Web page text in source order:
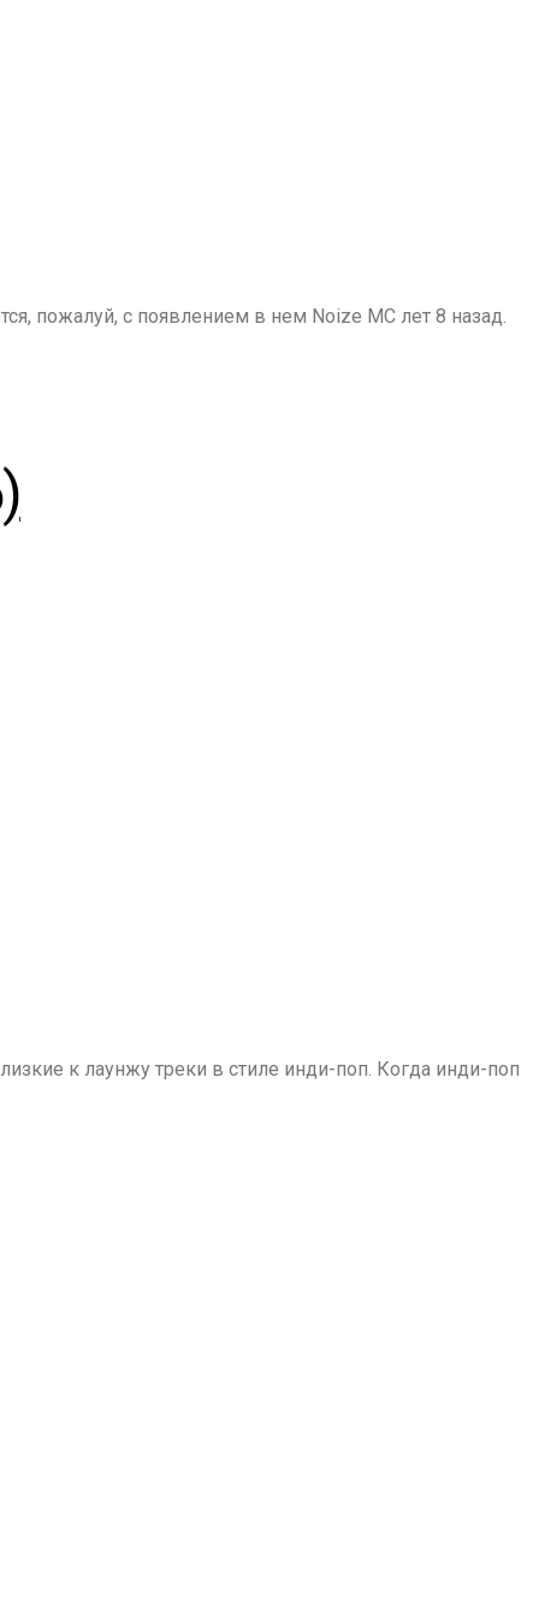
пожалуй, с появлением в нем Noize MC лет 8 назад.
к лаунжу треки в стиле инди-поп. Когда инди-поп